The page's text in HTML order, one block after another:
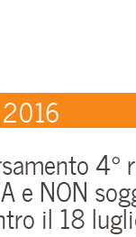
4°
e NON
il 18